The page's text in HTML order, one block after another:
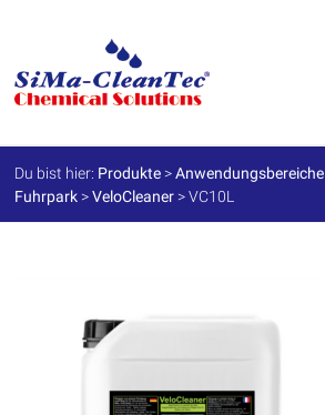
SiMa-
Cleantec
GmbH
Spezialprodukte
für
Du bist hier: Produkte >Anwendungsbereiche
Fuhrpark >VeloCleaner >VC10L